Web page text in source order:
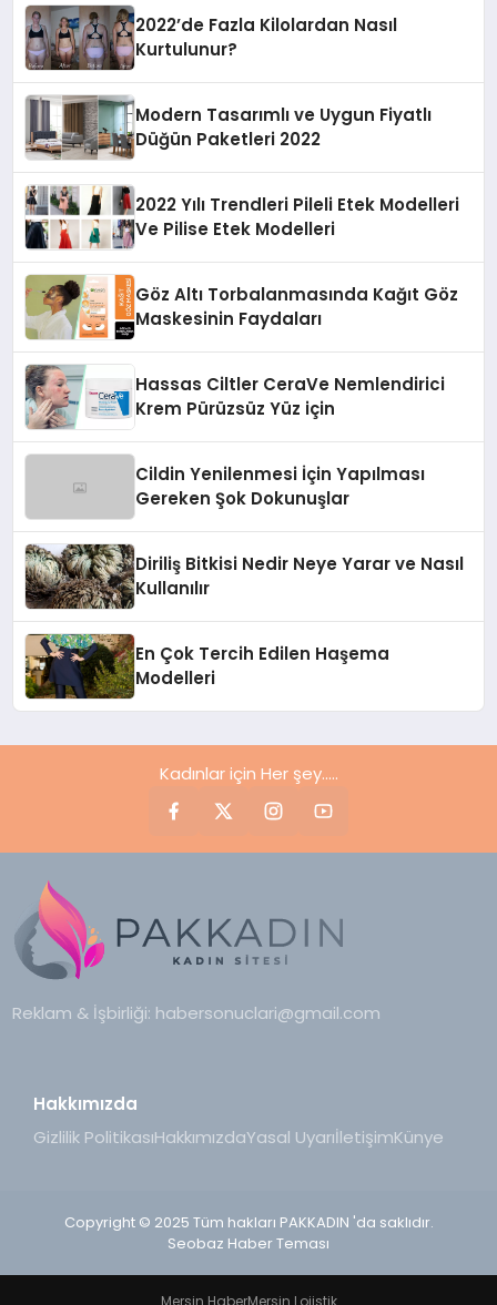
2022’de Fazla Kilolardan Nasıl
Kurtulunur?
Modern Tasarımlı ve Uygun Fiyatlı
Düğün Paketleri 2022
2022 Yılı Trendleri Pileli Etek Modelleri
Ve Pilise Etek Modelleri
Göz Altı Torbalanmasında Kağıt Göz
Maskesinin Faydaları
Hassas Ciltler CeraVe Nemlendirici
Krem Pürüzsüz Yüz için
Cildin Yenilenmesi İçin Yapılması
Gereken Şok Dokunuşlar
Diriliş Bitkisi Nedir Neye Yarar ve Nasıl
Kullanılır
En Çok Tercih Edilen Haşema
Modelleri
Kadınlar için Her şey.....
Reklam & İşbirliği: habersonuclari@gmail.com
Hakkımızda
Gizlilik PolitikasıHakkımızdaYasal UyarıİletişimKünye
Copyright © 2025 Tüm hakları PAKKADIN 'da saklıdır.
Seobaz Haber Teması
Mersin HaberMersin Lojistik